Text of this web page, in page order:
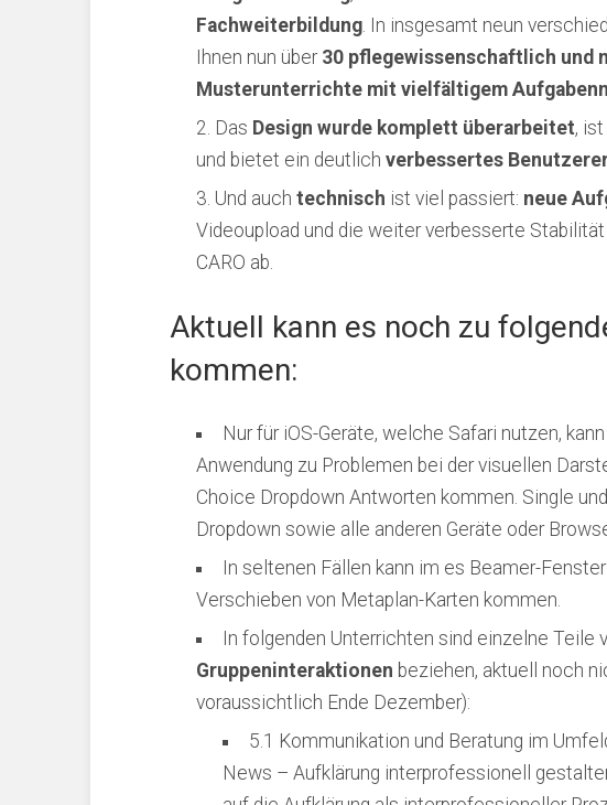
Fachweiterbildung . In insgesamt neun
Ihnen nun über 30 pflegewissenschaftlich und
Musterunterrichte mit vielfältigem
Das Design wurde komplett überarbeitet,
und bietet ein deutlich verbessertes
Und auch technisch ist viel passiert: neue
Videoupload und die weiter verbesserte
CARO ab.
Aktuell kann es noch zu
kommen:
Nur für iOS-Geräte, welche Safari nutzen,
Anwendung zu Problemen bei der visuellen
Choice Dropdown Antworten kommen. Single
Dropdown sowie alle anderen Geräte oder
In seltenen Fällen kann im es Beamer-
Verschieben von Metaplan-Karten kommen.
In folgenden Unterrichten sind einzelne Teile
Gruppeninteraktionen beziehen, aktuell noch
voraussichtlich Ende Dezember):
5.1 Kommunikation und Beratung im
News – Aufklärung interprofessionell